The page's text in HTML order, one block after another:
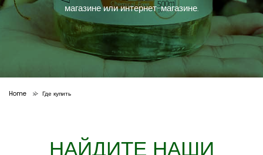
магазине или интернет-магазине.
Home > Где купить
НАЙДИТЕ НАШИ